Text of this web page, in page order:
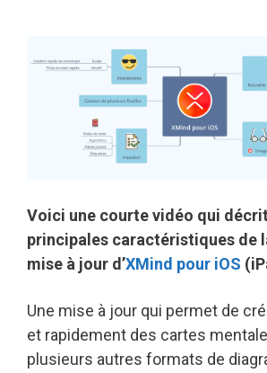
Voici une courte vidéo qui
principales caractéristiques de
mise à jour d’XMind pour iOS
Une mise à jour qui permet de
et rapidement des cartes
plusieurs autres formats de